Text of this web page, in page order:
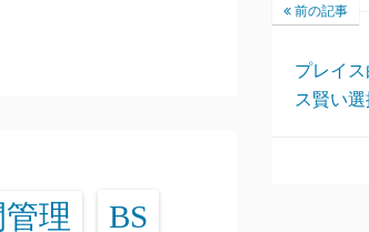
前の記事
プレイ
ス賢い選
理 BS